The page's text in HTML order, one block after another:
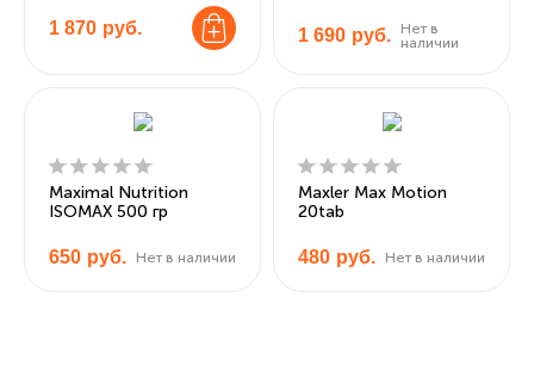
1 870 руб. 1 690 руб.
Нет в
наличии
Maximal Nutrition
ISOMAX 500 гр
650 руб. Нет в наличии
Maxler Max Motion
20tab
480 руб. Нет в наличии